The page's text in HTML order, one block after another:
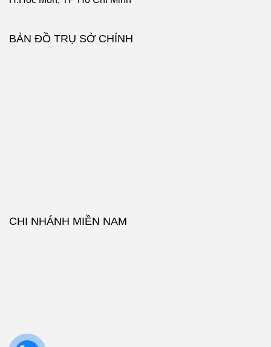
BẢN ĐỒ TRỤ SỞ CHÍNH
CHI NHÁNH MIỀN NAM